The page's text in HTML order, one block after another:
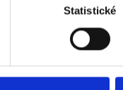
Statistické